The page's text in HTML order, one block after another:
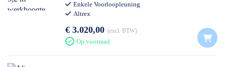
Enkele Voorloopleuning
Altrex
€ 3.020,00 excl. BTW
Op voorraad